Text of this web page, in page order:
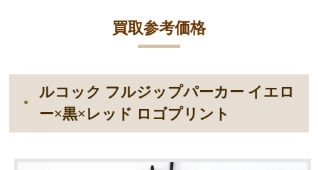
買取参考価格
ルコック フルジップパーカー イエロ
ー×黒×レッド ロゴプリント